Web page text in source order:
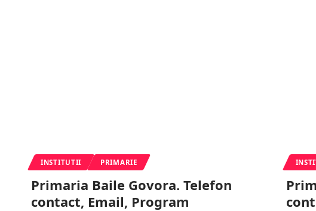
INSTITUTII PRIMARIE
Primaria Baile Govora. Telefon
contact, Email, Program